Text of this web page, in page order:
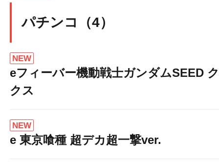
パチンコ（4）
NEW
eフィーバー機動戦士ガンダムSEED
クス
NEW
e 東京喰種 超デカ超一撃ver.